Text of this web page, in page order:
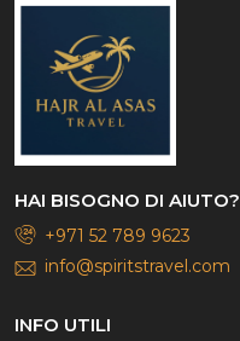
HAI BISOGNO DI AIUTO?
+971 52 789 9623
info@spiritstravel.com
INFO UTILI